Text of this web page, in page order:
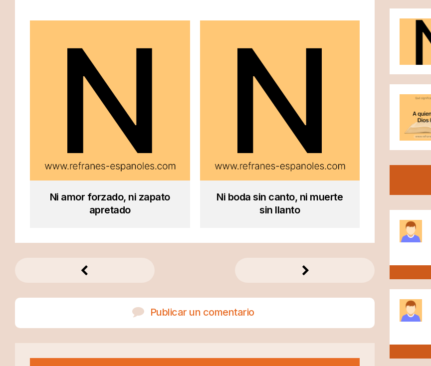
Ni amor forzado, ni zapato
apretado
Ni boda sin canto, ni muerte
sin llanto
Publicar un comentario